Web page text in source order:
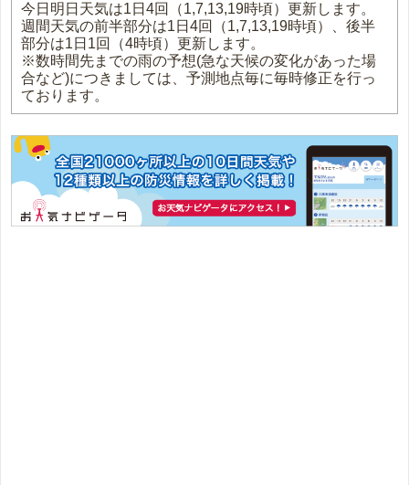
今日明日天気は1日4回（1,7,13,19時頃）更新します。
週間天気の前半部分は1日4回（1,7,13,19時頃）、後半
部分は1日1回（4時頃）更新します。
※数時間先までの雨の予想(急な天候の変化があった場
合など)につきましては、予測地点毎に毎時修正を行っ
ております。